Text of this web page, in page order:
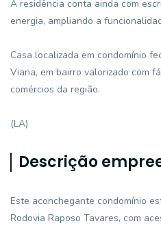
A residência conta ainda com
energia, ampliando a
Casa localizada em condomínio
Viana, em bairro valorizado com
comércios da região.
(LA)
Descrição
Este aconchegante condomínio
Rodovia Raposo Tavares, com